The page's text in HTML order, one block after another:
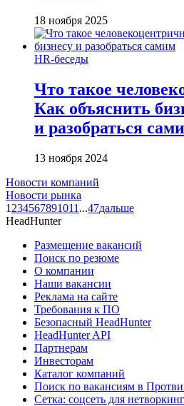
18 ноября 2025
HR-беседы
Что такое
Как объяснить
и разобраться
13 ноября 2024
Новости компаний
Новости рынка
1 234567891011 ...47дальше
HeadHunter
Размещение вакансий
Поиск по резюме
О компании
Наши вакансии
Реклама на сайте
Требования к ПО
Безопасный HeadHunter
HeadHunter API
Партнерам
Инвесторам
Каталог компаний
Поиск по вакансиям в
Сетка: соцсеть для